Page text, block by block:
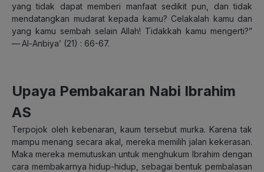
yang tidak dapat memberi manfaat sedikit pun, dan tidak
mendatangkan mudarat kepada kamu? Celakalah kamu dan
yang kamu sembah selain Allah! Tidakkah kamu mengerti?”
— Al-Anbiya’ (21) : 66-67.
Upaya Pembakaran Nabi Ibrahim
AS
Terpojok oleh kebenaran, kaum tersebut murka. Karena tak
mampu menang secara akal, mereka memilih jalan kekerasan.
Maka mereka memutuskan untuk menghukum Ibrahim dengan
cara membakarnya hidup-hidup, sebagai bentuk pembalasan